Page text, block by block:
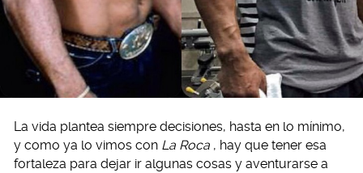
La vida plantea siempre decisiones, hasta en lo mínimo,
y como ya lo vimos con La Roca , hay que tener esa
fortaleza para dejar ir algunas cosas y aventurarse a